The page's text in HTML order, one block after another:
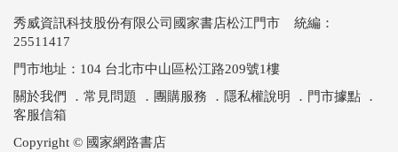
秀威資訊科技股份有限公司國家書店松江門市 統編：
25511417
門市地址：104 台北市中山區松江路209號1樓
關於我們 ． 常見問題 ． 團購服務 ． 隱私權說明 ． 門市據點 ．
客服信箱
Copyright © 國家網路書店